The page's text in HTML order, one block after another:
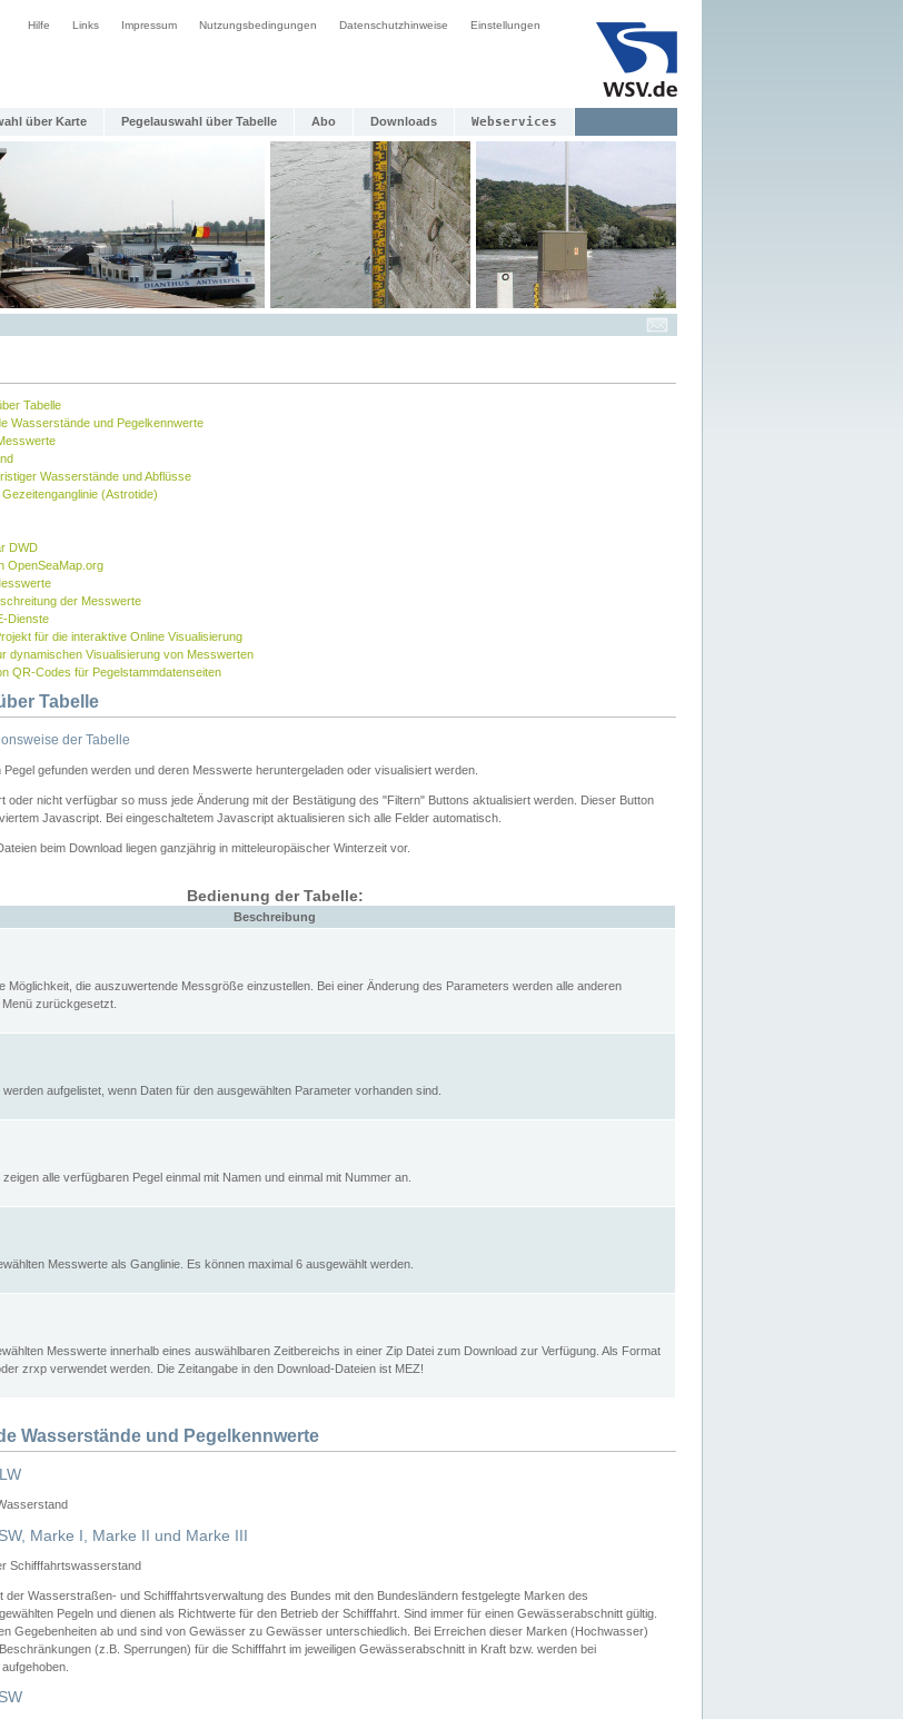
Hilfe Links Impressum Nutzungsbedingungen Datenschutzhinweise Einstellungen
über Karte Pegelauswahl über Tabelle Abo Downloads Webservices
Tabelle
Wasserstände und Pegelkennwerte
Wasserstände und Abflüsse
(Astrotide)
DWD
OpenSeaMap.org
der Messwerte
Dienste
für die interaktive Online Visualisierung
dynamischen Visualisierung von Messwerten
QR-Codes für Pegelstammdatenseiten
Tabelle
der Tabelle
Pegel gefunden werden und deren Messwerte heruntergeladen oder visualisiert werden.
oder nicht verfügbar so muss jede Änderung mit der Bestätigung des "Filtern" Buttons aktualisiert werden. Dieser Button
Javascript. Bei eingeschaltetem Javascript aktualisieren sich alle Felder automatisch.
beim Download liegen ganzjährig in mitteleuropäischer Winterzeit vor.
Bedienung der Tabelle:
Beschreibung
Möglichkeit, die auszuwertende Messgröße einzustellen. Bei einer Änderung des Parameters werden alle anderen
zurückgesetzt.
aufgelistet, wenn Daten für den ausgewählten Parameter vorhanden sind.
zeigen alle verfügbaren Pegel einmal mit Namen und einmal mit Nummer an.
Messwerte als Ganglinie. Es können maximal 6 ausgewählt werden.
Messwerte innerhalb eines auswählbaren Zeitbereichs in einer Zip Datei zum Download zur Verfügung. Als Format
zrxp verwendet werden. Die Zeitangabe in den Download-Dateien ist MEZ!
Wasserstände und Pegelkennwerte
Marke I, Marke II und Marke III
Schifffahrtswasserstand
der Wasserstraßen- und Schifffahrtsverwaltung des Bundes mit den Bundesländern festgelegte Marken des
Pegeln und dienen als Richtwerte für den Betrieb der Schifffahrt. Sind immer für einen Gewässerabschnitt gültig.
Gegebenheiten ab und sind von Gewässer zu Gewässer unterschiedlich. Bei Erreichen dieser Marken (Hochwasser)
(z.B. Sperrungen) für die Schifffahrt im jeweiligen Gewässerabschnitt in Kraft bzw. werden bei